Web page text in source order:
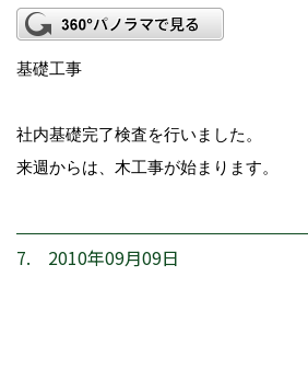
基礎工事
社内基礎完了検査を行いました。
来週からは、木工事が始まります。
7. 2010年09月09日